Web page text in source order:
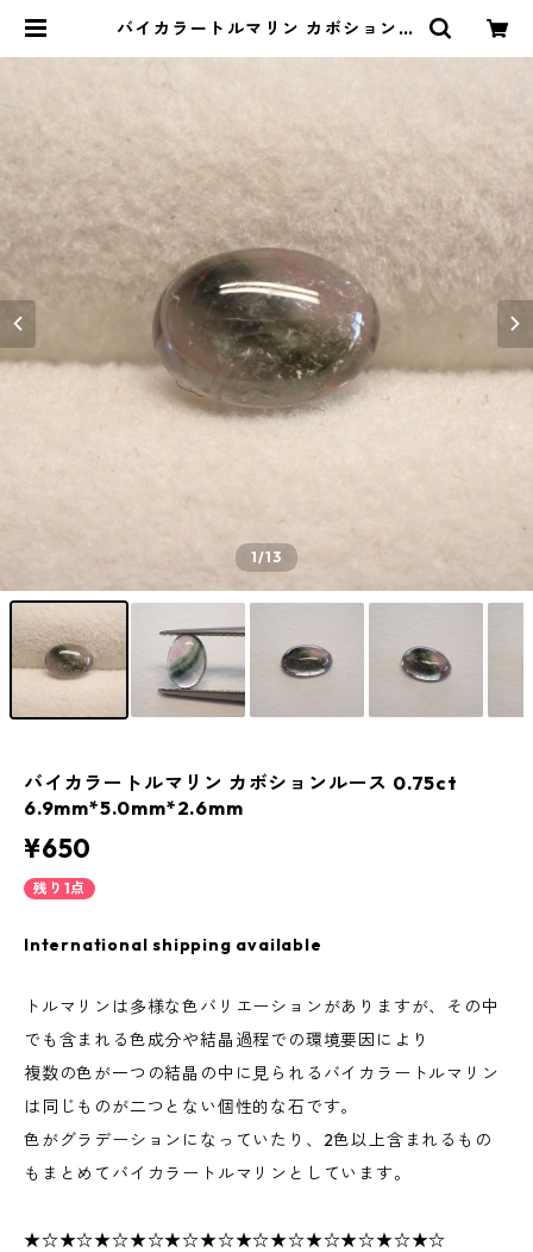
バイカラートルマリン カボションル
1/13
バイカラートルマリン カボションルース 0.75ct
6.9mm*5.0mm*2.6mm
¥650
残り1点
International shipping available
トルマリンは多様な色バリエーションがありますが、その中
でも含まれる色成分や結晶過程での環境要因により
複数の色が一つの結晶の中に見られるバイカラートルマリン
は同じものが二つとない個性的な石です。
色がグラデーションになっていたり、2色以上含まれるもの
もまとめてバイカラートルマリンとしています。
★☆★☆★☆★☆★☆★☆★☆★☆★☆★☆★☆★☆